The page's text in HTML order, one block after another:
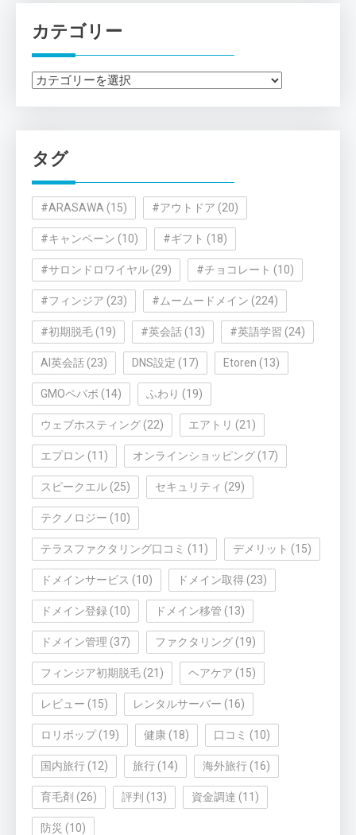
カテゴリー
カ
ー
タグ
#ARASAWA (15) #アウトドア (20)
#キャンペーン (10) #ギフト (18)
#サロンドロワイヤル (29) #チョコレート (10)
#フィンジア (23) #ムームードメイン (224)
#初期脱毛 (19) #英会話 (13) #英語学習 (24)
AI英会話 (23) DNS設定 (17) Etoren (13)
GMOペパボ (14) ふわり (19)
ウェブホスティング (22) エアトリ (21)
エプロン (11) オンラインショッピング (17)
スピークエル (25) セキュリティ (29)
テクノロジー (10)
テラスファクタリング口コミ (11) デメリット (15)
ドメインサービス (10) ドメイン取得 (23)
ドメイン登録 (10) ドメイン移管 (13)
ドメイン管理 (37) ファクタリング (19)
フィンジア初期脱毛 (21) ヘアケア (15)
レビュー (15) レンタルサーバー (16)
ロリポップ(19) 健康 (18) 口コミ (10)
国内旅行 (12) 旅行 (14) 海外旅行 (16)
育毛剤 (26) 評判 (13) 資金調達 (11)
防災 (10)